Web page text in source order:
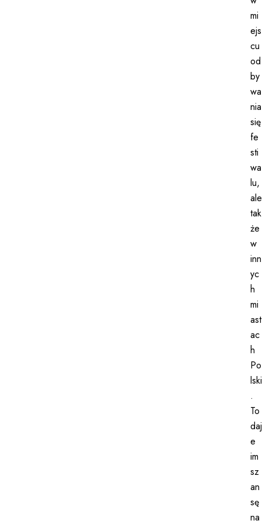
mi
ejs
cu
od
by
wa
nia
się
fe
sti
wa
lu,
ale
tak
że
w
inn
yc
h
mi
ast
ac
h
Po
lski
.
To
daj
e
im
sz
an
sę
na